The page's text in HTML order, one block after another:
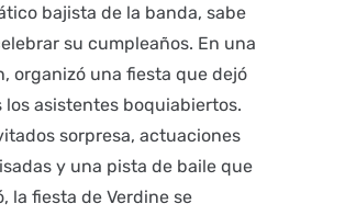
bajista de la banda, sabe
su cumpleaños. En una
organizó una fiesta que dejó
los asistentes boquiabiertos.
sorpresa, actuaciones
y una pista de baile que
la fiesta de Verdine se